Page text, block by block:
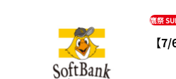
鷹祭
【